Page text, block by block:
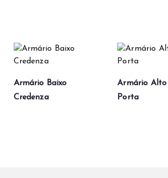
Armário Baixo
Credenza
Armário Alto
Porta